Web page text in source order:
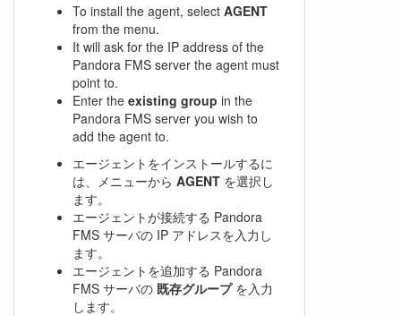
To install the agent, select AGENT
from the menu.
It will ask for the IP address of the
Pandora FMS server the agent must
point to.
Enter the existing group in the
Pandora FMS server you wish to
add the agent to.
エージェントをインストールするに
は、メニューから AGENT を選択し
ます。
エージェントが接続する Pandora
FMS サーバの IP アドレスを入力し
ます。
エージェントを追加する Pandora
FMS サーバの 既存グループを入力
します。